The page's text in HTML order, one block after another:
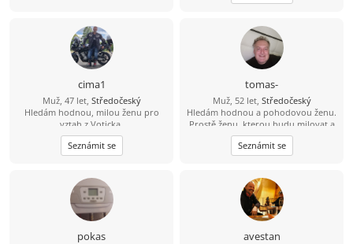
cima1
Muž, 47 let, Středočeský
Hledám hodnou, milou ženu pro
vztah z Voticka.
Seznámit se
tomas-
Muž, 52 let, Středočeský
Hledám hodnou a pohodovou ženu.
Prostě ženu, kterou budu milovat a
budu se na ní těšit.
Seznámit se
pokas avestan